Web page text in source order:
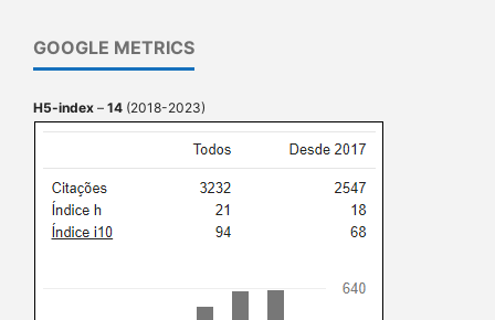
GOOGLE METRICS
H5-index – 14 (2018-2023)